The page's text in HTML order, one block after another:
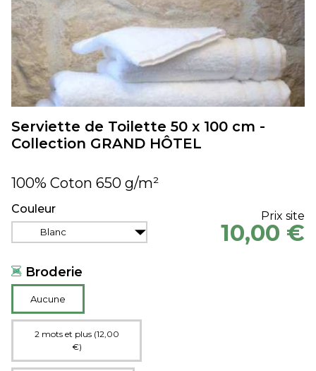
Serviette de Toilette 50 x 100 cm -
Collection GRAND HÔTEL
100% Coton 650 g/m²
Couleur
Blanc
Broderie
Aucune
2 mots et plus (12,00
€)
Prix site
10,00 €